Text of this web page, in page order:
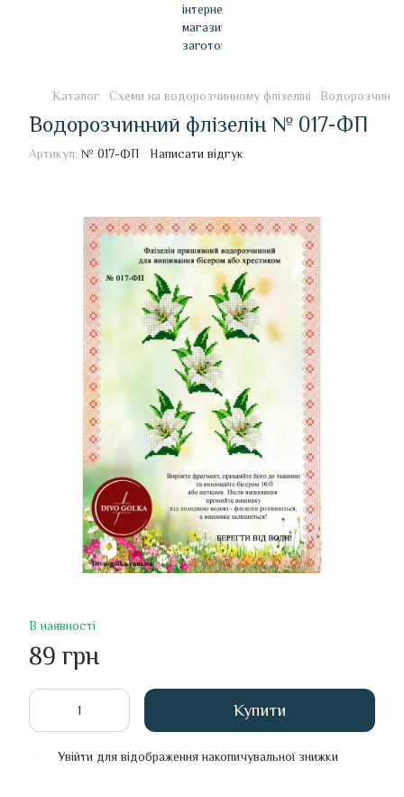
Каталог Схеми на водорозчинному флізеліні
Водорозчинний флізелін № 017-ФП
Артикул: № 017-ФП Написати відгук
В наявності
89 грн
Купити
Увійти для відображення накопичувальної знижки